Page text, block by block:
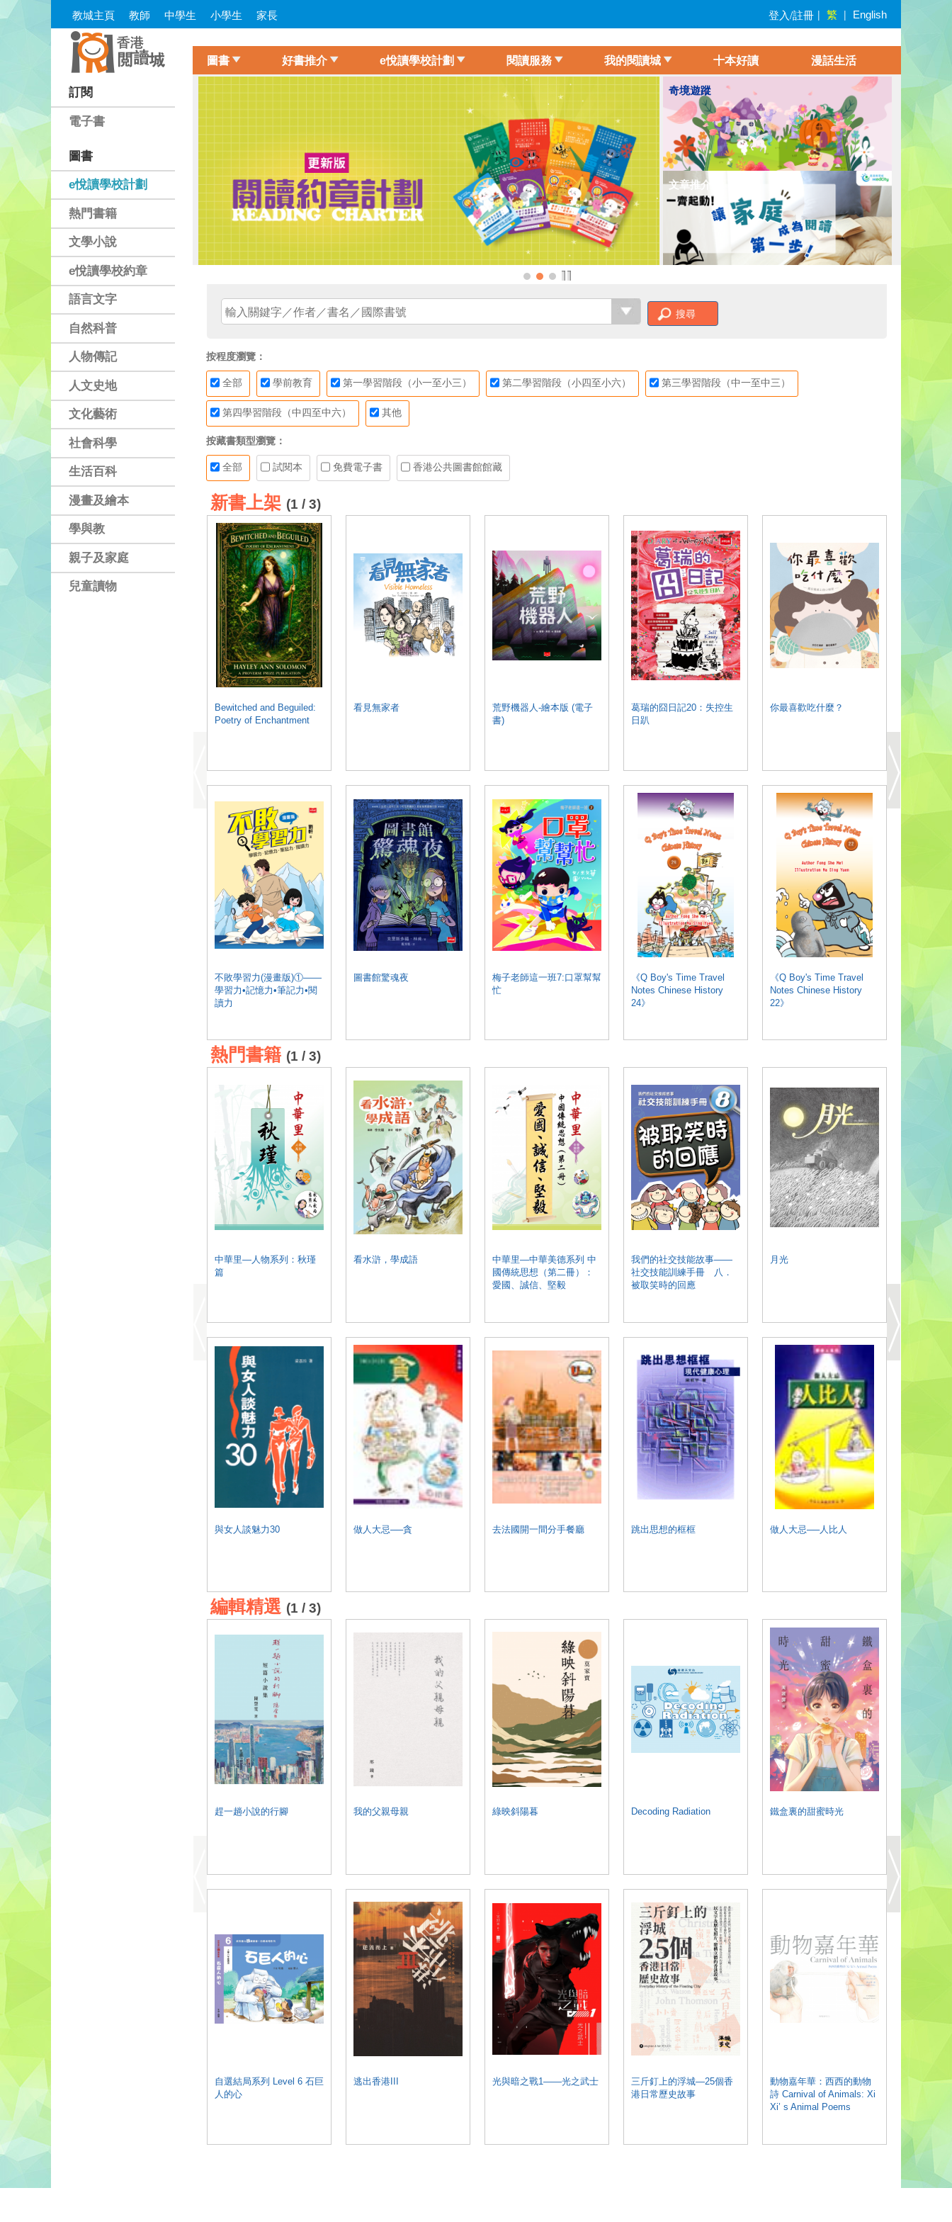
main
content
教城主頁 教師 中學生 小學生 家長 登入/註冊 | 繁 | English
訂閱
電子書
圖書
e悅讀學校計劃
熱門書籍
文學小說
e悅讀學校約章
語言文字
自然科普
人物傳記
人文史地
文化藝術
社會科學
生活百科
漫畫及繪本
學與教
親子及家庭
兒童讀物
圖書 好書推介 e悅讀學校計劃 閱讀服務 我的閱讀城 十本好讀 漫話生活
書
1
奇境遊蹤
文章推介
穿梭中
搜尋
按程度瀏覽：
全部 學前教育 第一學習階段（小一至小三） 第二學習階段（小四至小六） 第三學習階段（中一至中三）
第四學習階段（中四至中六） 其他
按藏書類型瀏覽：
全部 試閱本 免費電子書 香港公共圖書館館藏
新書上架 (1 / 3)
Bewitched and Beguiled:
Poetry of Enchantment
看見無家者
荒野機器人-繪本版 (電子
書)
葛瑞的囧日記20：失控生
日趴
你最喜歡吃什麼？ 病理學醫
不敗學習力(漫畫版)①——
學習力•記憶力•筆記力•閱
讀力
圖書館驚魂夜
梅子老師這一班7:口罩幫幫
忙
《Q Boy's Time Travel
Notes Chinese History
24》
《Q Boy's Time Travel
Notes Chinese History
22》
Notes
16》
熱門書籍 (1 / 3)
中華里—人物系列：秋瑾
篇
看水滸，學成語
中華里—中華美德系列 中
國傳統思想（第二冊）：
愛國、誠信、堅毅
我們的社交技能故事——
社交技能訓練手冊 八．
被取笑時的回應
月光
兒童食育
2：豆角
與女人談魅力30 做人大忌──貪 去法國開一間分手餐廳 跳出思想的框框 做人大忌──人比人
編輯精選 (1 / 3)
趕一趟小說的行腳 我的父親母親 綠映斜陽暮 Decoding Radiation 鐵盒裏的甜蜜時光 抑鬱自療
自選結局系列 Level 6 石巨
人的心
逃出香港III 光與暗之戰1——光之武士
三斤釘上的浮城—25個香
港日常歷史故事
動物嘉年華：西西的動物
詩 Carnival of Animals: Xi
Xi’ s Animal Poems
奇想藝術